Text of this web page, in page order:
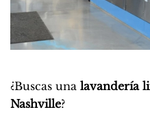
¿Buscas una lavandería
Nashville?